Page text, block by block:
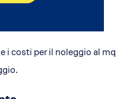
i costi per il noleggio al mq